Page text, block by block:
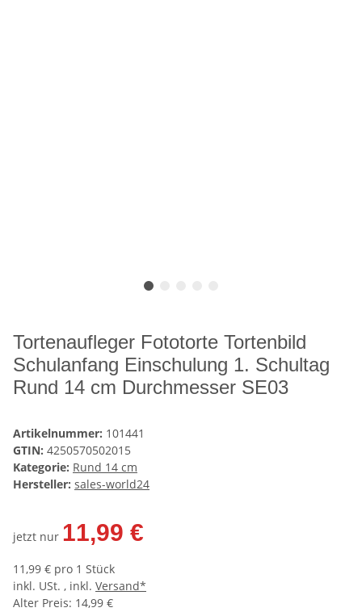
Tortenaufleger Fototorte Tortenbild
Schulanfang Einschulung 1. Schultag
Rund 14 cm Durchmesser SE03
Artikelnummer: 101441
GTIN: 4250570502015
Kategorie: Rund 14 cm
Hersteller: sales-world24
jetzt nur 11,99 €
11,99 € pro 1 Stück
inkl. USt. , inkl. Versand*
Alter Preis: 14,99 €